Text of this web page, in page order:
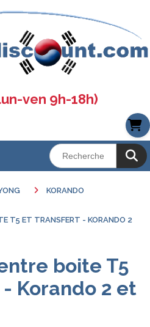
ven 9h-18h)
KORANDO
T5 ET TRANSFERT - KORANDO 2
boite T5
Korando 2 et